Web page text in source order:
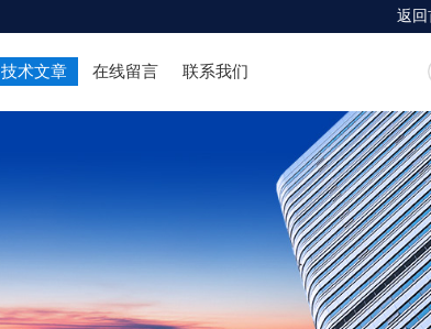
返回
技术文章 在线留言 联系我们